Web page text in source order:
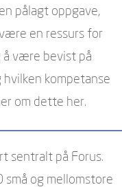
pålagt oppgave,
en ressurs for
å være bevist på
kompetanse
om dette her.
sentralt på Forus.
og mellomstore